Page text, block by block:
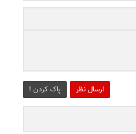
ارسال نظر پاک کردن !